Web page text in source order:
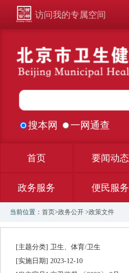
访问我的专属空间
搜本网 一网通查
首页 要闻动态
政务服务 便民服务
当前位置： 首页>政务公开 >政策文件
[主题分类] 卫生、体育/卫生
[实施日期] 2023-12-10